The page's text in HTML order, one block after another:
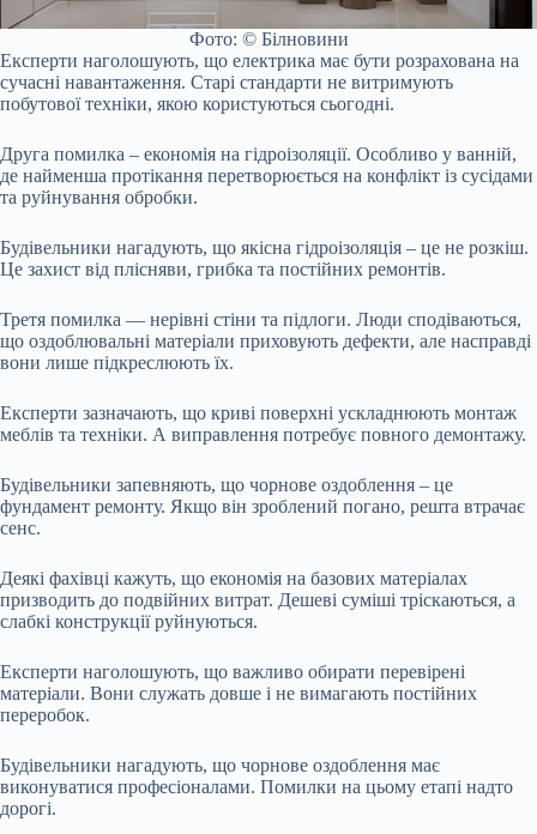
Фото: © Білновини
Експерти наголошують, що електрика має бути розрахована на
сучасні навантаження. Старі стандарти не витримують
побутової техніки, якою користуються сьогодні.
Друга помилка – економія на гідроізоляції. Особливо у ванній,
де найменша протікання перетворюється на конфлікт із сусідами
та руйнування обробки.
Будівельники нагадують, що якісна гідроізоляція – це не розкіш.
Це захист від плісняви, грибка та постійних ремонтів.
Третя помилка — нерівні стіни та підлоги. Люди сподіваються,
що оздоблювальні матеріали приховують дефекти, але насправді
вони лише підкреслюють їх.
Експерти зазначають, що криві поверхні ускладнюють монтаж
меблів та техніки. А виправлення потребує повного демонтажу.
Будівельники запевняють, що чорнове оздоблення – це
фундамент ремонту. Якщо він зроблений погано, решта втрачає
сенс.
Деякі фахівці кажуть, що економія на базових матеріалах
призводить до подвійних витрат. Дешеві суміші тріскаються, а
слабкі конструкції руйнуються.
Експерти наголошують, що важливо обирати перевірені
матеріали. Вони служать довше і не вимагають постійних
переробок.
Будівельники нагадують, що чорнове оздоблення має
виконуватися професіоналами. Помилки на цьому етапі надто
дорогі.